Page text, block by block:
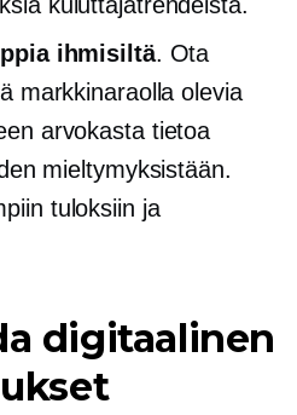
ihmisiltä. Ota
markkinaraolla olevia
arvokasta tietoa
mieltymyksistään.
tuloksiin ja
digitaalinen